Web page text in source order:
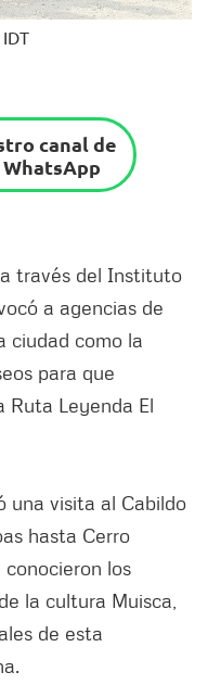
canal de
través del Instituto
a agencias de
ciudad como la
para que
Ruta Leyenda El
una visita al Cabildo
hasta Cerro
los
la cultura Muisca,
de esta